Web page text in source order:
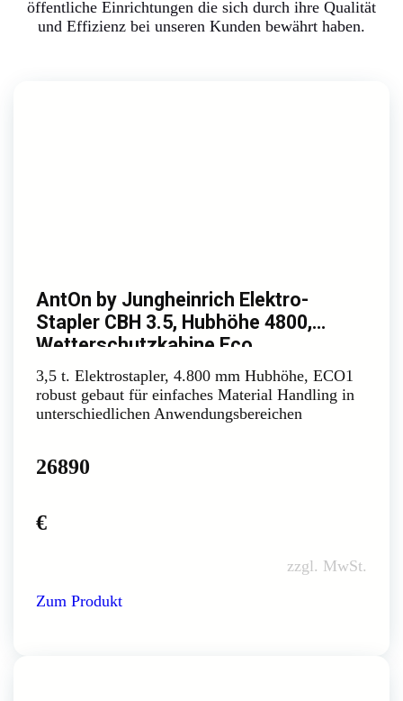
öffentliche Einrichtungen die sich durch ihre Qualität
und Effizienz bei unseren Kunden bewährt haben.
AntOn by Jungheinrich Elektro-
Stapler CBH 3.5, Hubhöhe 4800,
Wetterschutzkabine Eco
3,5 t. Elektrostapler, 4.800 mm Hubhöhe, ECO1
robust gebaut für einfaches Material Handling in
unterschiedlichen Anwendungsbereichen
26890
€
zzgl. MwSt.
Zum Produkt